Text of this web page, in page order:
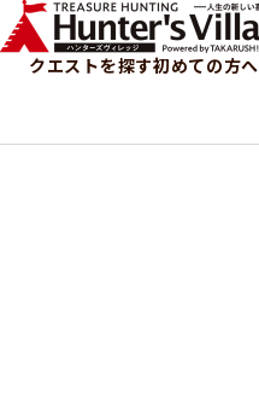
クエストを探す初めての方へ